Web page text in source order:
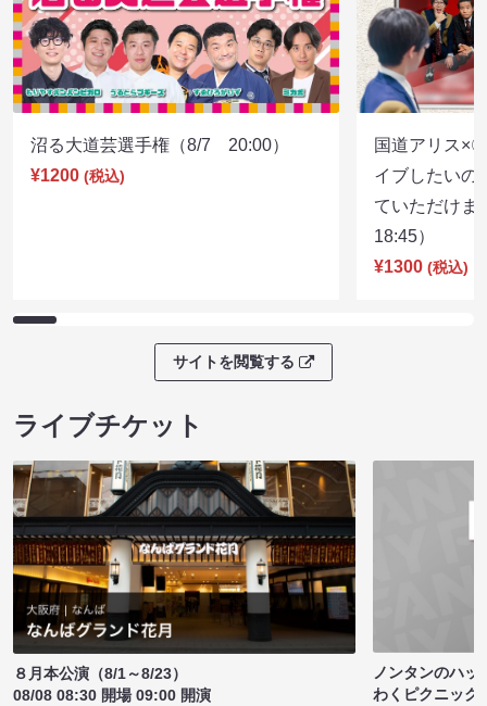
沼る大道芸選手権（8/7 20:00）
¥1200 (税込)
国道アリス×
イブしたいの
ていただけ
18:45）
¥1300 (税込)
サイトを閲覧する
ライブチケット
８月本公演（8/1～8/23）
08/08 08:30 開場 09:00 開演
ノンタンのハッ
わくピクニック